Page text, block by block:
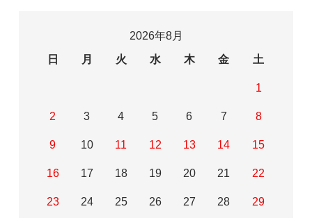
2026年8月
日
月 火 水 木 金 土
1
2 3 4 5 6 7 8
9 10 11 12 13 14 15
16 17 18 19 20 21 22
23 24 25 26 27 28 29